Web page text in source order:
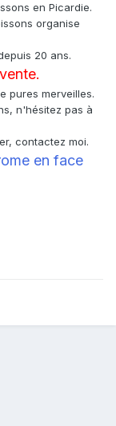
en Picardie.
organise
20 ans.
pures merveilles.
n'hésitez pas à
contactez moi.
en face